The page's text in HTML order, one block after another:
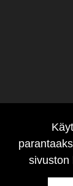
sivuston